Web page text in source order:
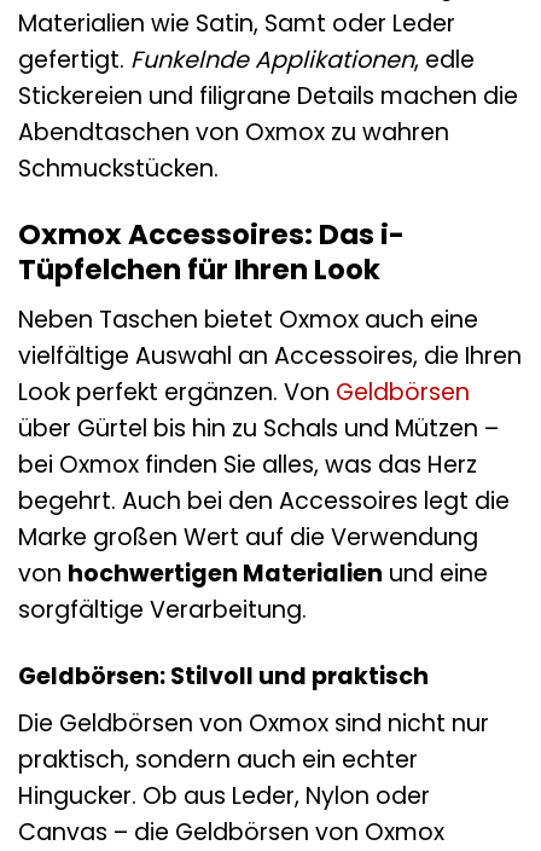
Materialien wie Satin, Samt oder Leder
gefertigt. Funkelnde Applikationen, edle
Stickereien und filigrane Details machen die
Abendtaschen von Oxmox zu wahren
Schmuckstücken.
Oxmox Accessoires: Das i-
Tüpfelchen für Ihren Look
Neben Taschen bietet Oxmox auch eine
vielfältige Auswahl an Accessoires, die Ihren
Look perfekt ergänzen. Von Geldbörsen
über Gürtel bis hin zu Schals und Mützen –
bei Oxmox finden Sie alles, was das Herz
begehrt. Auch bei den Accessoires legt die
Marke großen Wert auf die Verwendung
von hochwertigen Materialien und eine
sorgfältige Verarbeitung.
Geldbörsen: Stilvoll und praktisch
Die Geldbörsen von Oxmox sind nicht nur
praktisch, sondern auch ein echter
Hingucker. Ob aus Leder, Nylon oder
Canvas – die Geldbörsen von Oxmox